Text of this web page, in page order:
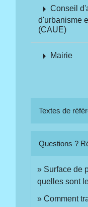
arrow_rightConseil
d'urbanisme
(CAUE)
arrow_right Mairie
Textes de
Questions ?
Surface de
quelles sont
Comment